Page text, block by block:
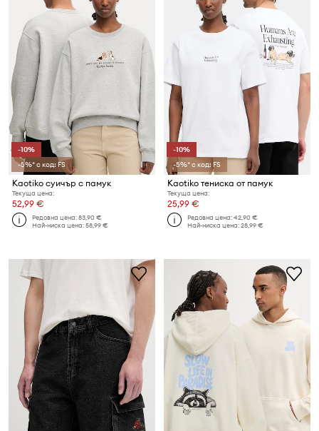
-10%
-5%* с код: FS
Kaotiko суичър с памук
Текуща цена:
52,99 €
Редовна цена:83,90 €
Най-ниска цена:58,99 €
-10%
-5%* с код: FS
Kaotiko тениска от памук
Текуща цена:
25,99 €
Редовна цена:42,90 €
Най-ниска цена:28,99 €